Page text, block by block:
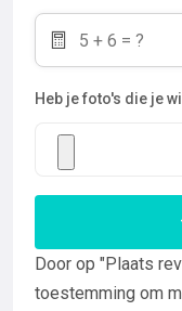
Heb je foto's die je
Door op "Plaats
toestemming om